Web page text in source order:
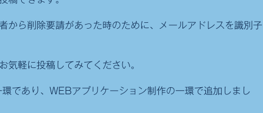
から削除要請があった時のために、メールアドレスを識別子
気軽に投稿してみてください。
であり、WEBアプリケーション制作の一環で追加しまし